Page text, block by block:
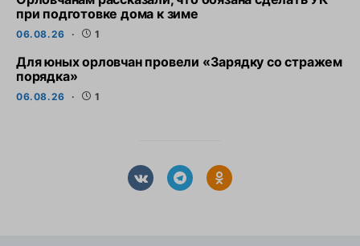
при подготовке дома к зиме
06.08.26 1
Для юных орловчан провели «Зарядку со стражем
порядка»
06.08.26 1